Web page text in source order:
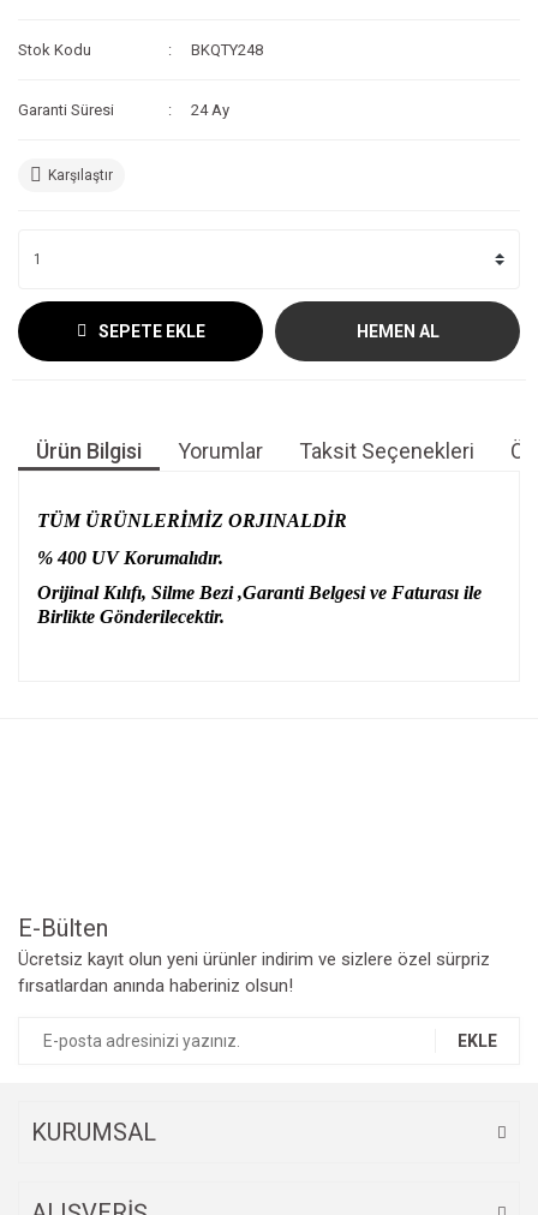
Stok Kodu BKQTY248
Garanti Süresi 24 Ay
Karşılaştır
SEPETE EKLE HEMEN AL
Ürün Bilgisi Yorumlar Taksit Seçenekleri
TÜM ÜRÜNLERİMİZ ORJINALDİR
% 400 UV Korumalıdır.
Orijinal Kılıfı, Silme Bezi ,Garanti Belgesi ve Faturası ile
Birlikte Gönderilecektir.
E-Bülten
Ücretsiz kayıt olun yeni ürünler indirim ve sizlere özel sürpriz
fırsatlardan anında haberiniz olsun!
EKLE
KURUMSAL